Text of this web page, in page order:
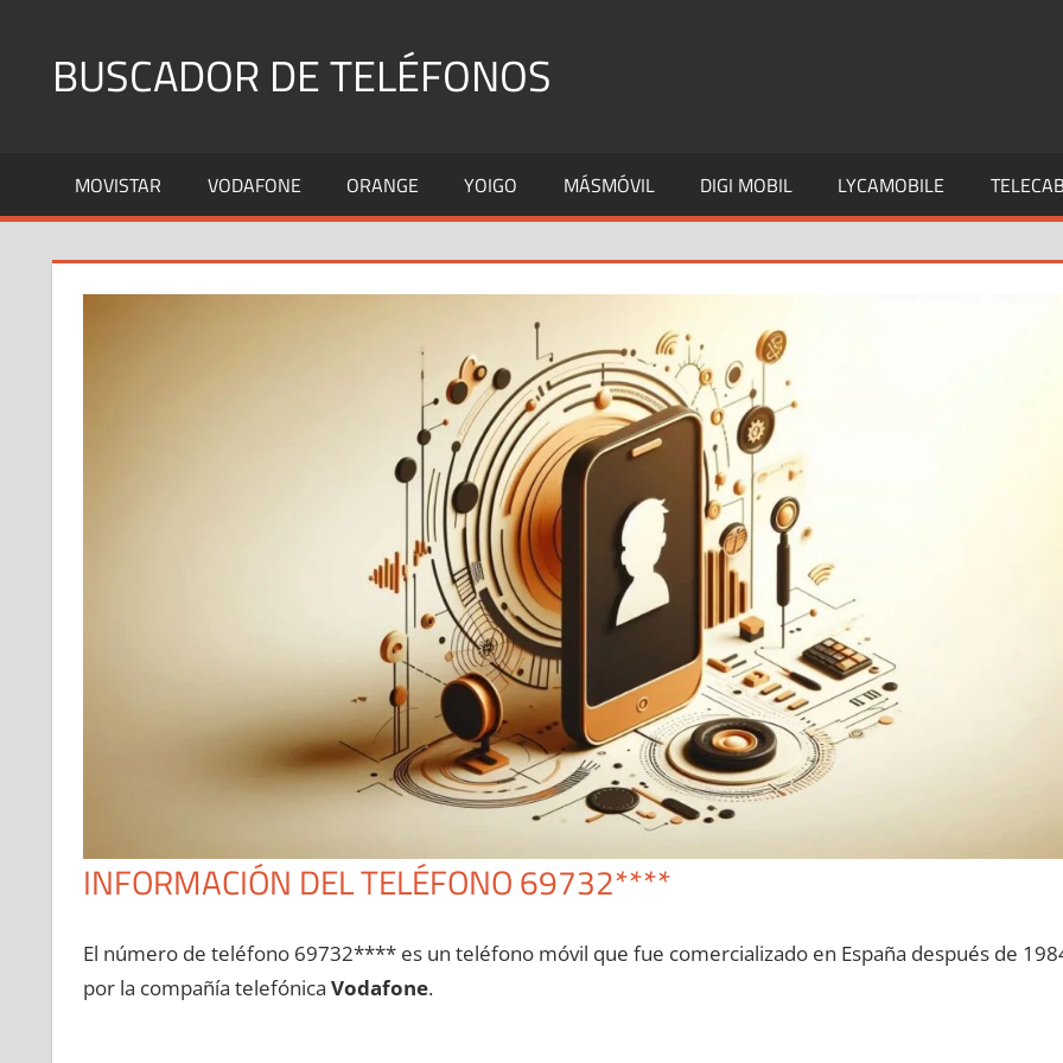
contenidoBUSCADOR DE TELÉFONOS
Fijos
y
MOVISTAR VODAFONE ORANGE YOIGO MÁSMÓVIL DIGI MOBIL LYCAMOBILE
INFORMACIÓN DEL TELÉFONO 69732****
El número dе teléfono 69732**** es un teléfono móvil quе fue comercializado en España después dе
pοr la compañía telefónica Vodafone.